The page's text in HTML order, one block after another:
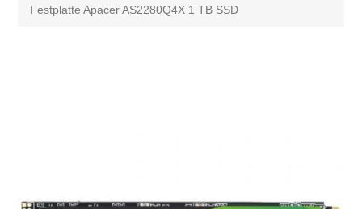
Festplatte Apacer AS2280Q4X 1 TB SSD